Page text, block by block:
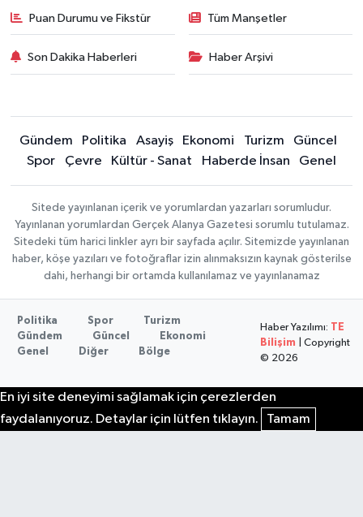
Puan Durumu ve Fikstür Tüm Manşetler
Son Dakika Haberleri Haber Arşivi
Gündem Politika Asayiş Ekonomi Turizm
Güncel
Spor
Çevre Kültür - Sanat Haberde İnsan Genel
Sitede yayınlanan içerik ve yorumlardan yazarları sorumludur.
Yayınlanan yorumlardan Gerçek Alanya Gazetesi sorumlu tutulamaz.
Sitedeki tüm harici linkler ayrı bir sayfada açılır. Sitemizde yayınlanan
haber, köşe yazıları ve fotoğraflar izin alınmaksızın kaynak gösterilse
dahi, herhangi bir ortamda kullanılamaz ve yayınlanamaz
Politika Spor
Turizm
Gündem
Güncel
Ekonomi
Genel
Diğer Bölge
Haber Yazılımı:
TE
Bilişim | Copyright
© 2026
En iyi site deneyimi sağlamak için çerezlerden
faydalanıyoruz. Detaylar için lütfen tıklayın.
Tamam